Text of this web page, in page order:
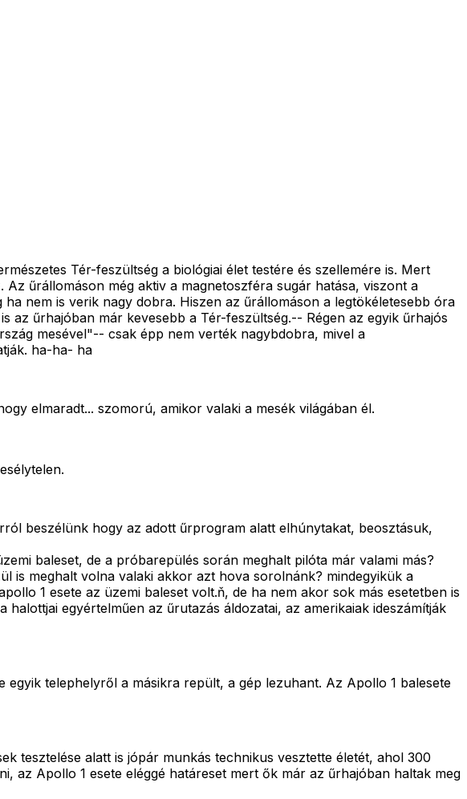
Tér-feszültség a biológiai élet testére és szellemére is. Mert
űrállomáson még aktiv a magnetoszféra sugár hatása, viszont a
nem is verik nagy dobra. Hiszen az űrállomáson a legtökéletesebb óra
az űrhajóban már kevesebb a Tér-feszültség.-- Régen az egyik űrhajós
mesével"-- csak épp nem verték nagybdobra, mivel a
ha-ha- ha
elmaradt... szomorú, amikor valaki a mesék világában él.
beszélünk hogy az adott űrprogram alatt elhúnytakat, beosztásuk,
baleset, de a próbarepülés során meghalt pilóta már valami más?
is meghalt volna valaki akkor azt hova sorolnánk? mindegyikük a
1 esete az üzemi baleset volt.ň, de ha nem akor sok más esetetben is
egyértelműen az űrutazás áldozatai, az amerikaiak ideszámítják
telephelyről a másikra repült, a gép lezuhant. Az Apollo 1 balesete
tesztelése alatt is jópár munkás technikus vesztette életét, ahol 300
az Apollo 1 esete eléggé határeset mert ők már az űrhajóban haltak meg